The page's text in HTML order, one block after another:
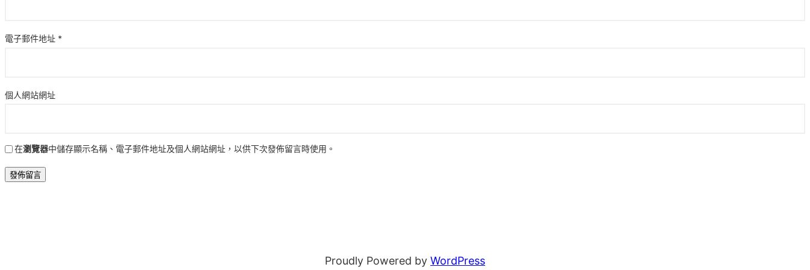
電子郵件地址 *
個人網站網址
在瀏覽器中儲存顯示名稱、電子郵件地址及個人網站網址，以供下次發佈留言時使用。
Proudly Powered by WordPress